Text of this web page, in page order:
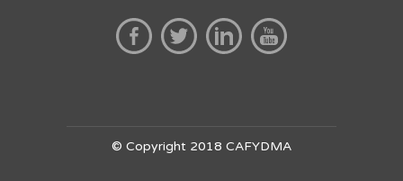
© Copyright 2018 CAFYDMA